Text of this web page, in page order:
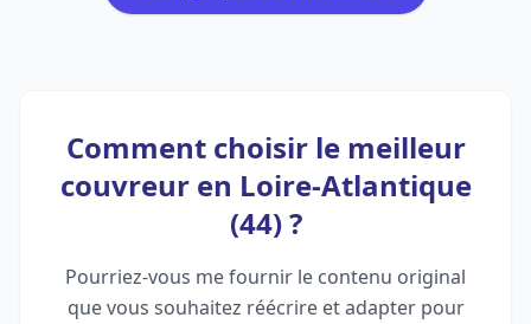
Comment choisir le meilleur
couvreur en Loire-Atlantique
(44) ?
Pourriez-vous me fournir le contenu original
que vous souhaitez réécrire et adapter pour